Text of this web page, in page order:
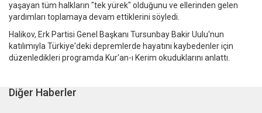
yaşayan tüm halkların "tek yürek" olduğunu ve ellerinden gelen
yardımları toplamaya devam ettiklerini söyledi.
Halikov, Erk Partisi Genel Başkanı Tursunbay Bakir Uulu'nun
katılımıyla Türkiye'deki depremlerde hayatını kaybedenler için
düzenledikleri programda Kur'an-ı Kerim okuduklarını anlattı.
Diğer Haberler